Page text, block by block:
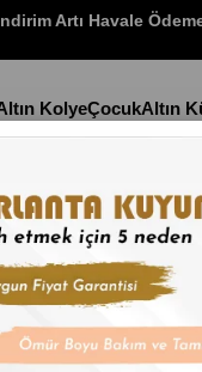
Artı Havale
KolyeÇocukAltın
Stok Kodu
Altın
İndirim Oranı : %25